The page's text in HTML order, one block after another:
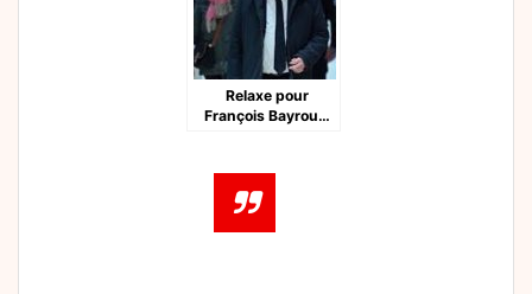
Relaxe pour
François Bayrou…